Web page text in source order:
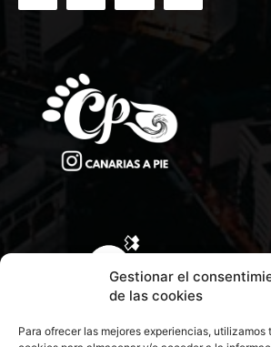
Gestionar el
de las cookies
Para ofrecer las mejores experiencias, utilizamos